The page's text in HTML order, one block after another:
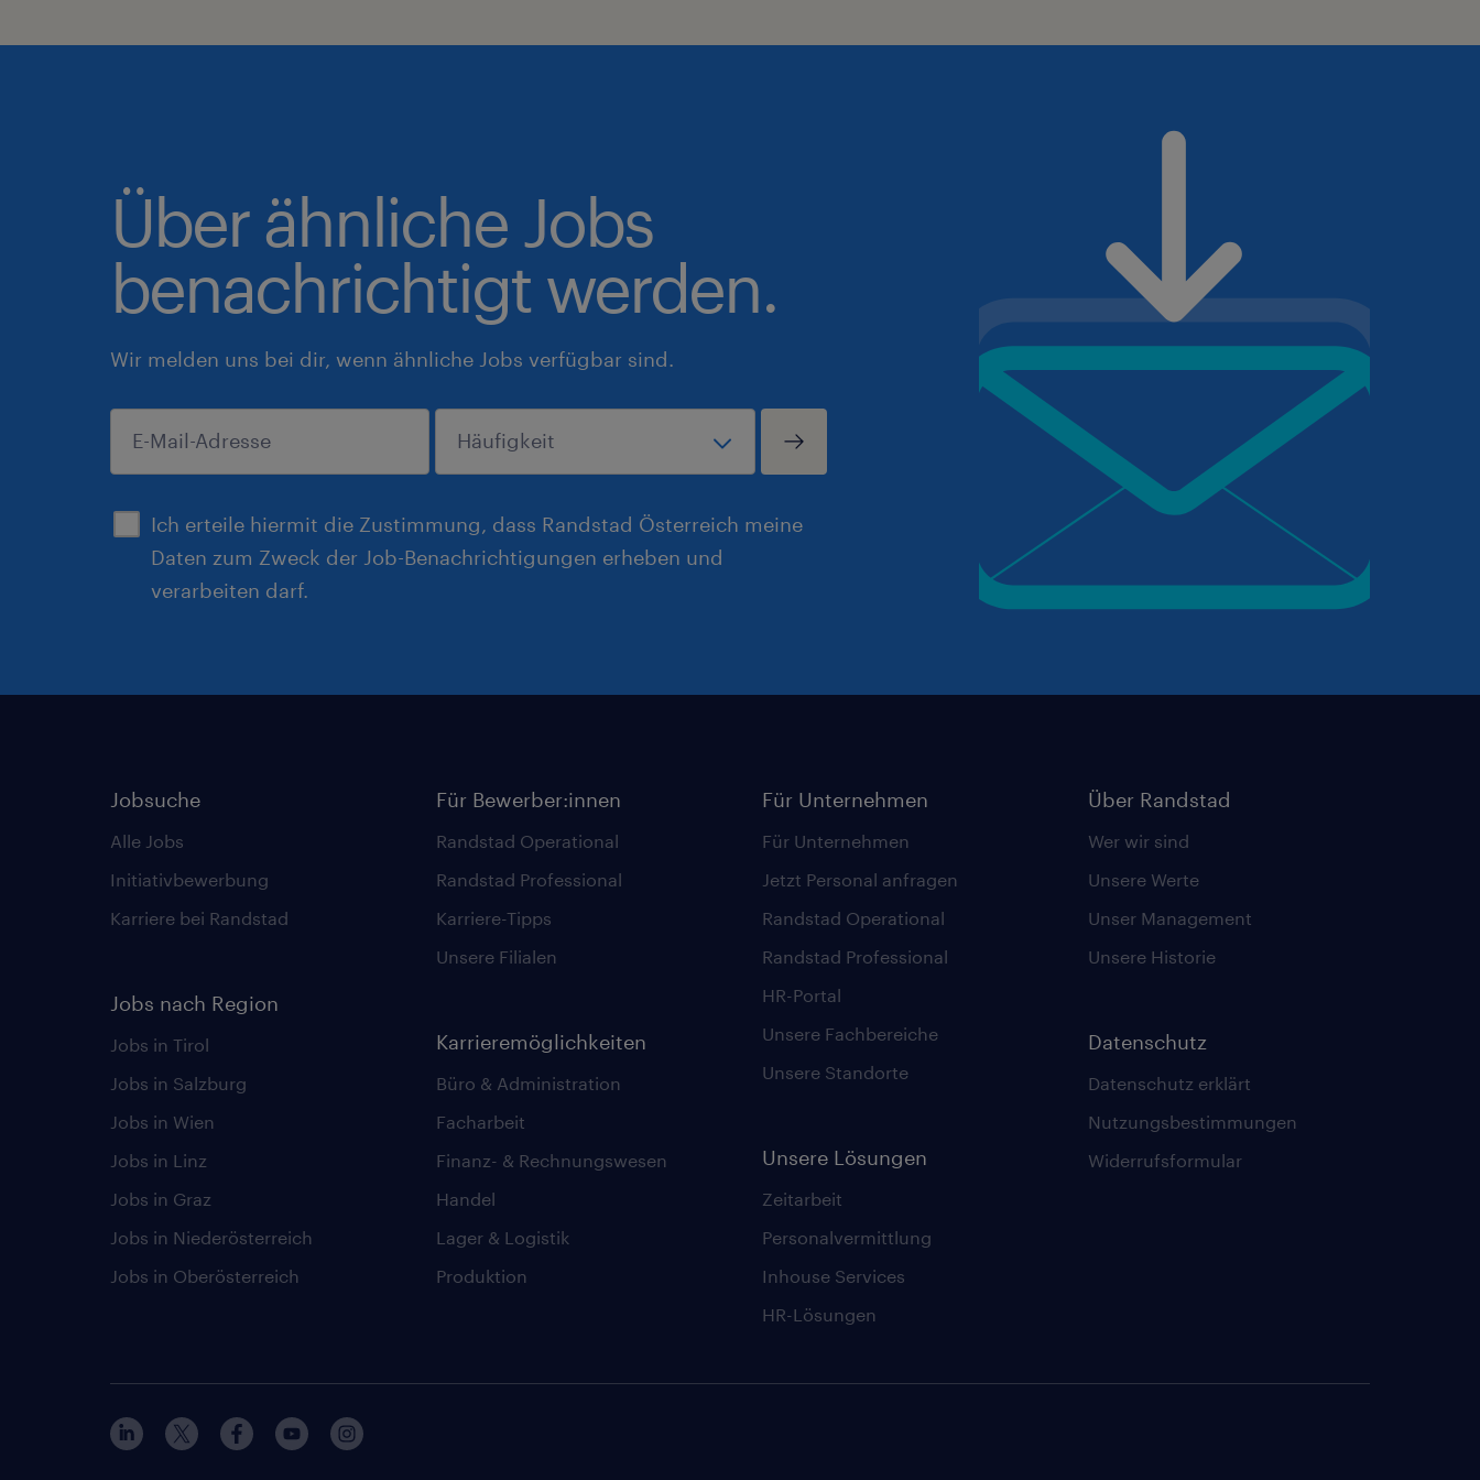
Über ähnliche Jobs
benachrichtigt werden.
Wir melden uns bei dir, wenn ähnliche Jobs verfügbar sind.
Ich erteile hiermit die Zustimmung, dass Randstad Österreich meine
Daten zum Zweck der Job-Benachrichtigungen erheben und
verarbeiten darf.
einreichen
Jobsuche
Alle Jobs
Initiativbewerbung
Karriere bei Randstad
Jobs nach Region
Jobs in Tirol
Jobs in Salzburg
Jobs in Wien
Jobs in Linz
Jobs in Graz
Jobs in Niederösterreich
Jobs in Oberösterreich
Für Bewerber:innen
Randstad Operational
Randstad Professional
Karriere-Tipps
Unsere Filialen
Karrieremöglichkeiten
Büro & Administration
Facharbeit
Finanz- & Rechnungswesen
Handel
Lager & Logistik
Produktion
Für Unternehmen
Für Unternehmen
Jetzt Personal anfragen
Randstad Operational
Randstad Professional
HR-Portal
Unsere Fachbereiche
Unsere Standorte
Unsere Lösungen
Zeitarbeit
Personalvermittlung
Inhouse Services
HR-Lösungen
Über Randstad
Wer wir sind
Unsere Werte
Unser Management
Unsere Historie
Datenschutz
Datenschutz erklärt
Nutzungsbestimmungen
Widerrufsformular